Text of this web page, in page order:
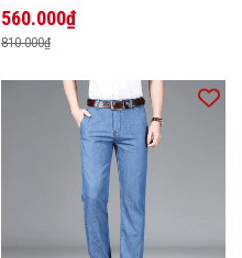
560.000₫
810.000₫